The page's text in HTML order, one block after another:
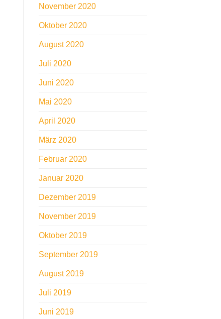
November 2020
Oktober 2020
August 2020
Juli 2020
Juni 2020
Mai 2020
April 2020
März 2020
Februar 2020
Januar 2020
Dezember 2019
November 2019
Oktober 2019
September 2019
August 2019
Juli 2019
Juni 2019